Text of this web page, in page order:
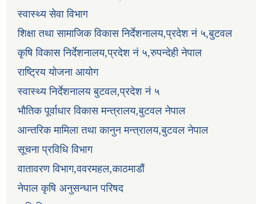
स्वास्थ्य सेवा विभाग
शिक्षा तथा सामाजिक विकास निर्देशनालय,प्रदेश नं ५,बुटवल
कृषि विकास निर्देशनालय,प्रदेश नं ५,रुपन्देही नेपाल
राष्ट्रिय योजना आयोग
स्वास्थ्य निर्देशनालय बुटवल,प्रदेश नं ५
भौतिक पूर्वाधार विकास मन्त्रालय,बुटवल नेपाल
आन्तरिक मामिला तथा कानुन मन्त्रालय,बुटवल नेपाल
सूचना प्रविधि विभाग
वातावरण विभाग,ववरमहल,काठमाडौं
नेपाल कृषि अनुसन्धान परिषद